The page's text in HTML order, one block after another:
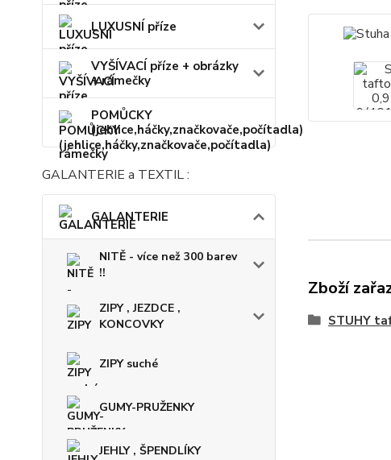
LUXUSNÍ příze
VYŠÍVACÍ příze + obrázky
+ rámečky
POMŮCKY
(jehlice,háčky,značkovače,počítadla)
GALANTERIE a TEXTIL :
GALANTERIE
NITĚ - více než 300 barev
!!
ZIPY , JEZDCE ,
KONCOVKY
ZIPY suché
GUMY-PRUŽENKY
JEHLY , ŠPENDLÍKY
Zboží
STUHY